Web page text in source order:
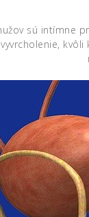
sú intímne